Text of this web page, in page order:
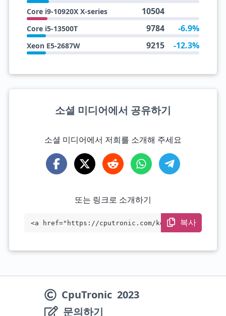
Core i9-10920X X-series 10504
Core i5-13500T 9784 -6.9%
Xeon E5-2687W 9215 -12.3%
소셜 미디어에서 공유하기
소셜 미디어에서 저희를 소개해 주세요
또는 링크로 소개하기
<a href="https://cputronic.com/ko/cpu/in
복사
CpuTronic 2023
문의하기